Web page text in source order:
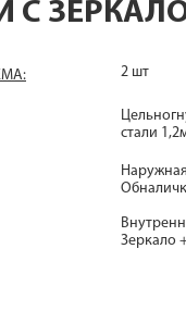
С
2 шт
стали
Зеркало